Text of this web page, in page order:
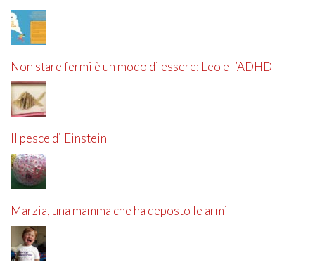
Non stare fermi è un modo di essere: Leo e l’ADHD
Il pesce di Einstein
Marzia, una mamma che ha deposto le armi